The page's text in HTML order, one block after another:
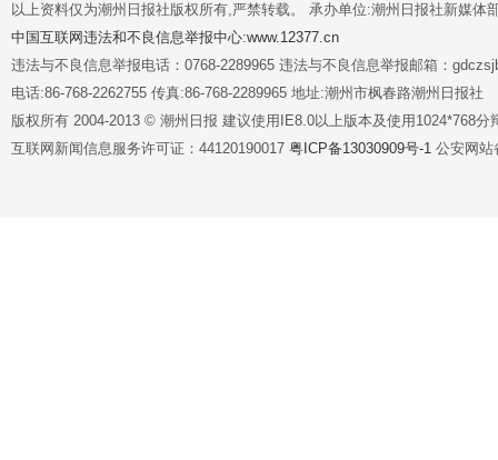
以上资料仅为潮州日报社版权所有,严禁转载。 承办单位:潮州日报社新媒体
中国互联网违法和不良信息举报中心:www.12377.cn
违法与不良信息举报电话：0768-2289965 违法与不良信息举报邮箱：
电话:86-768-2262755 传真:86-768-2289965 地址:潮州市枫春路潮州日报社
版权所有 2004-2013 © 潮州日报 建议使用IE8.0以上版本及使用1024*768分
互联网新闻信息服务许可证：44120190017 粤ICP备13030909号-1 公安网站